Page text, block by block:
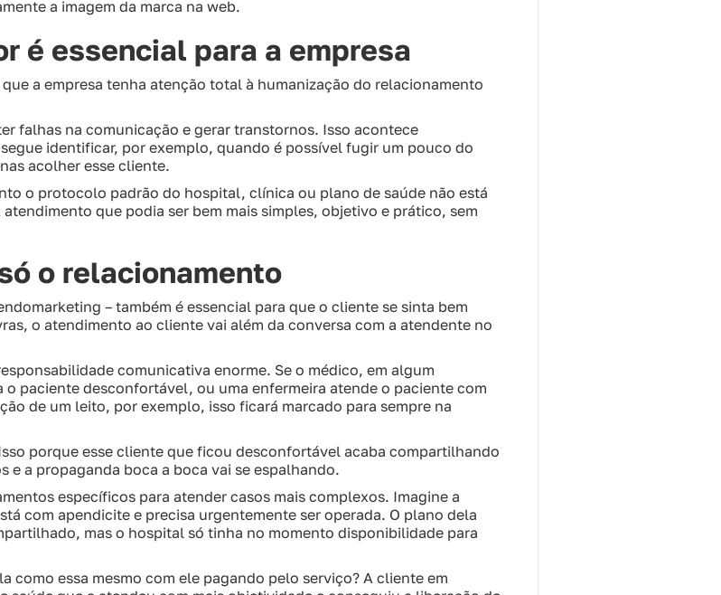
a imagem da marca na web.
é essencial para a empresa
a empresa tenha atenção total à humanização do relacionamento
falhas na comunicação e gerar transtornos. Isso acontece
identificar, por exemplo, quando é possível fugir um pouco do
acolher esse cliente.
o protocolo padrão do hospital, clínica ou plano de saúde não está
que podia ser bem mais simples, objetivo e prático, sem
o relacionamento
– também é essencial para que o cliente se sinta bem
o atendimento ao cliente vai além da conversa com a atendente no
comunicativa enorme. Se o médico, em algum
paciente desconfortável, ou uma enfermeira atende o paciente com
de um leito, por exemplo, isso ficará marcado para sempre na
porque esse cliente que ficou desconfortável acaba compartilhando
e a propaganda boca a boca vai se espalhando.
específicos para atender casos mais complexos. Imagine a
com apendicite e precisa urgentemente ser operada. O plano dela
mas o hospital só tinha no momento disponibilidade para
como essa mesmo com ele pagando pelo serviço? A cliente em